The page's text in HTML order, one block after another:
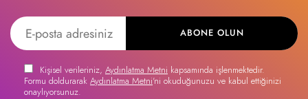
ABONE OLUN
Kişisel verileriniz, Aydınlatma Metni kapsamında işlenmektedir.
Formu doldurarak Aydınlatma Metni'ni okuduğunuzu ve kabul ettiğinizi
onaylıyorsunuz.